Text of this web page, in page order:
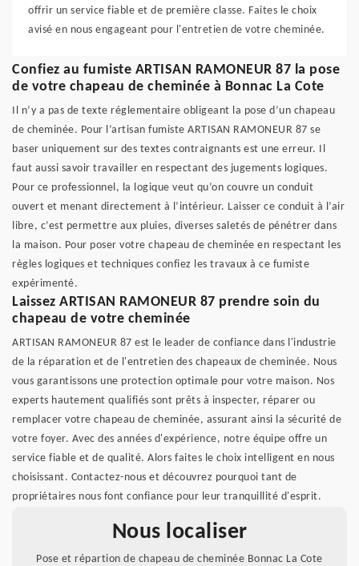
offrir un service fiable et de première classe. Faites le choix
avisé en nous engageant pour l'entretien de votre cheminée.
Confiez au fumiste ARTISAN RAMONEUR 87 la pose
de votre chapeau de cheminée à Bonnac La Cote
Il n’y a pas de texte réglementaire obligeant la pose d’un chapeau
de cheminée. Pour l’artisan fumiste ARTISAN RAMONEUR 87 se
baser uniquement sur des textes contraignants est une erreur. Il
faut aussi savoir travailler en respectant des jugements logiques.
Pour ce professionnel, la logique veut qu’on couvre un conduit
ouvert et menant directement à l’intérieur. Laisser ce conduit à l’air
libre, c’est permettre aux pluies, diverses saletés de pénétrer dans
la maison. Pour poser votre chapeau de cheminée en respectant les
règles logiques et techniques confiez les travaux à ce fumiste
expérimenté.
Laissez ARTISAN RAMONEUR 87 prendre soin du
chapeau de votre cheminée
ARTISAN RAMONEUR 87 est le leader de confiance dans l'industrie
de la réparation et de l'entretien des chapeaux de cheminée. Nous
vous garantissons une protection optimale pour votre maison. Nos
experts hautement qualifiés sont prêts à inspecter, réparer ou
remplacer votre chapeau de cheminée, assurant ainsi la sécurité de
votre foyer. Avec des années d'expérience, notre équipe offre un
service fiable et de qualité. Alors faites le choix intelligent en nous
choisissant. Contactez-nous et découvrez pourquoi tant de
propriétaires nous font confiance pour leur tranquillité d'esprit.
Nous localiser
Pose et répartion de chapeau de cheminée Bonnac La Cote